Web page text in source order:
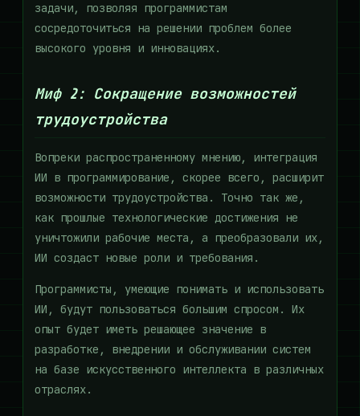
задачи, позволяя программистам
сосредоточиться на решении проблем более
высокого уровня и инновациях.
Миф 2: Сокращение возможностей
трудоустройства
Вопреки распространенному мнению, интеграция
ИИ в программирование, скорее всего, расширит
возможности трудоустройства. Точно так же,
как прошлые технологические достижения не
уничтожили рабочие места, а преобразовали их,
ИИ создаст новые роли и требования.
Программисты, умеющие понимать и использовать
ИИ, будут пользоваться большим спросом. Их
опыт будет иметь решающее значение в
разработке, внедрении и обслуживании систем
на базе искусственного интеллекта в различных
отраслях.